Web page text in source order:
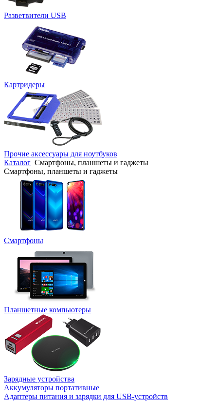
Разветвители USB
Картридеры
Прочие аксессуары для ноутбуков
Каталог Смартфоны, планшеты и гаджеты
Смартфоны, планшеты и гаджеты
Смартфоны
Планшетные компьютеры
Зарядные устройства
Аккумуляторы портативные
Адаптеры питания и зарядки для USB-устройств